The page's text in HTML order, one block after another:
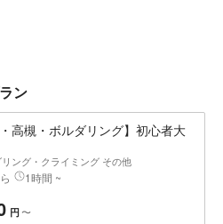
ン
・高槻・ボルダリング】初心者大
ング・クライミング その他
1時間 ~
円 〜